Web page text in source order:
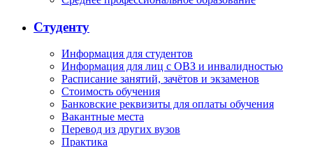
Студенту
Информация для студентов
Информация для лиц с ОВЗ и инвалидностью
Расписание занятий, зачётов и экзаменов
Стоимость обучения
Банковские реквизиты для оплаты обучения
Вакантные места
Перевод из других вузов
Практика